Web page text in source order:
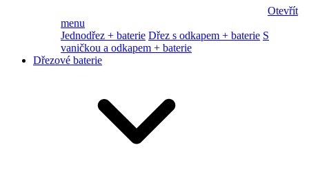
Otevřít
menu
Jednodřez + baterie Dřez s odkapem + baterie S
vaničkou a odkapem + baterie
Dřezové baterie